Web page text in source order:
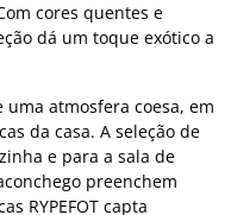
cores quentes e
dá um toque exótico a
uma atmosfera coesa, em
da casa. A seleção de
e para a sala de
preenchem
RYPEFOT capta